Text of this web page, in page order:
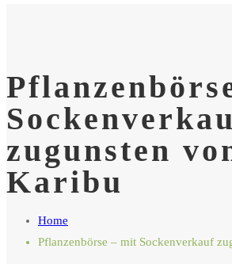
zugunsten
Karibu
Home
Pflanzenbörse – mit Sockenverkauf